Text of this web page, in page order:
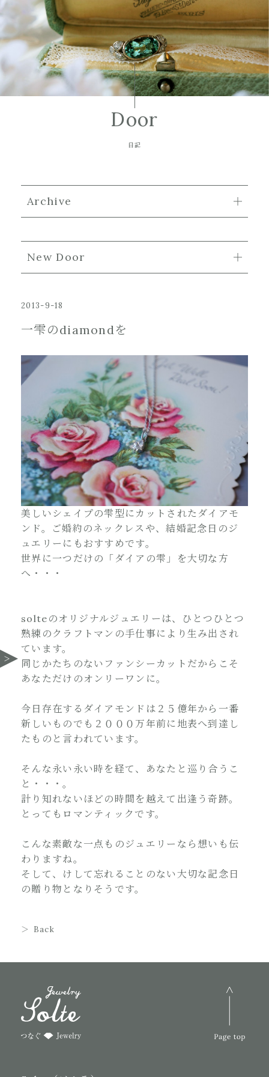
Door
日記
Archive
New Door
2013-9-18
一雫のdiamondを
美しいシェイプの雫型にカットされたダイアモ
ンド。ご婚約のネックレスや、結婚記念日のジ
ュエリーにもおすすめです。
世界に一つだけの「ダイアの雫」を大切な方
へ・・・
solteのオリジナルジュエリーは、ひとつひとつ
熟練のクラフトマンの手仕事により生み出され
ています。
同じかたちのないファンシーカットだからこそ
あなただけのオンリーワンに。
今日存在するダイアモンドは２５億年から一番
新しいものでも２０００万年前に地表へ到達し
たものと言われています。
そんな永い永い時を経て、あなたと巡り合うこ
と・・・。
計り知れないほどの時間を越えて出逢う奇跡。
とってもロマンティックです。
こんな素敵な一点ものジュエリーなら想いも伝
わりますね。
そして、けして忘れることのない大切な記念日
の贈り物となりそうです。
Back